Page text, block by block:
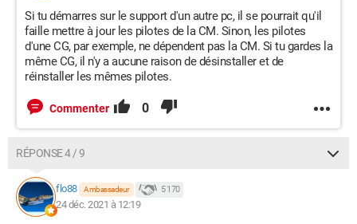
Si tu démarres sur le support d'un autre pc, il se pourrait qu'il
faille mettre à jour les pilotes de la CM. Sinon, les pilotes
d'une CG, par exemple, ne dépendent pas la CM. Si tu gardes la
même CG, il n'y a aucune raison de désinstaller et de
réinstaller les mêmes pilotes.
Commenter 0
RÉPONSE 4 / 9
flo88 Ambassadeur 5 170
24 déc. 2021 à 12:19